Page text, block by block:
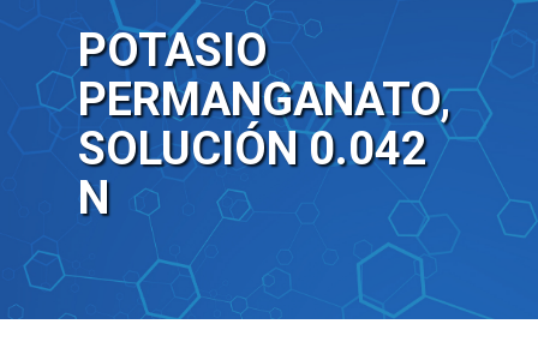
POTASIO
PERMANGANATO,
SOLUCIÓN 0.042
N